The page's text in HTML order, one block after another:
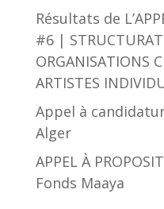
Résultats de
#6 |
ORGANISATIONS
ARTISTES
Appel à
Alger
APPEL À
Fonds Maaya